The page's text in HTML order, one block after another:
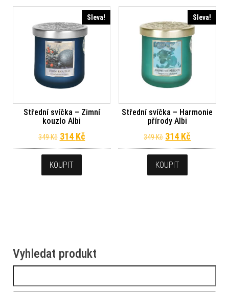
Sleva!
Střední svíčka – Zimní
kouzlo Albi
349Kč Původní cena byla: 349 Kč.
314 KčAktuální cena je: 314 Kč.
KOUPIT
Sleva!
Střední svíčka – Harmonie
přírody Albi
349Kč Původní cena
314 Kč
KOUPIT
Vyhledat produkt